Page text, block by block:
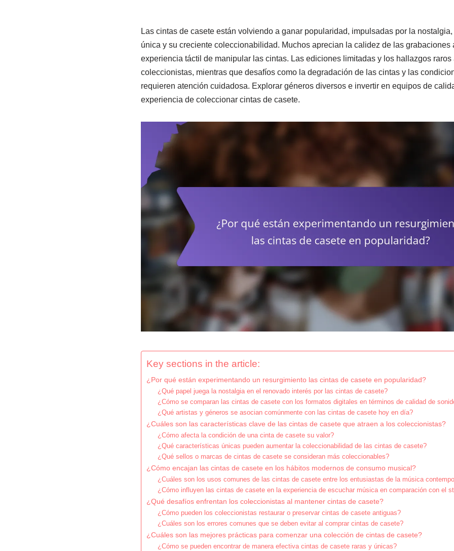
Las cintas de casete están volviendo a ganar popularidad, impulsadas por la
única y su creciente coleccionabilidad. Muchos aprecian la calidez de las grabaciones
experiencia táctil de manipular las cintas. Las ediciones limitadas y los hallazgos raros
coleccionistas, mientras que desafíos como la degradación de las cintas y las
requieren atención cuidadosa. Explorar géneros diversos e invertir en equipos de
experiencia de coleccionar cintas de casete.
Key sections in the article:
¿Por qué están experimentando un resurgimiento las cintas de casete en popularidad?
¿Qué papel juega la nostalgia en el renovado interés por las cintas de casete?
¿Cómo se comparan las cintas de casete con los formatos digitales en términos de calidad de
¿Qué artistas y géneros se asocian comúnmente con las cintas de casete hoy en día?
¿Cuáles son las características clave de las cintas de casete que atraen a los coleccionistas?
¿Cómo afecta la condición de una cinta de casete su valor?
¿Qué características únicas pueden aumentar la coleccionabilidad de las cintas de casete?
¿Qué sellos o marcas de cintas de casete se consideran más coleccionables?
¿Cómo encajan las cintas de casete en los hábitos modernos de consumo musical?
¿Cuáles son los usos comunes de las cintas de casete entre los entusiastas de la música
¿Cómo influyen las cintas de casete en la experiencia de escuchar música en comparación con el
¿Qué desafíos enfrentan los coleccionistas al mantener cintas de casete?
¿Cómo pueden los coleccionistas restaurar o preservar cintas de casete antiguas?
¿Cuáles son los errores comunes que se deben evitar al comprar cintas de casete?
¿Cuáles son las mejores prácticas para comenzar una colección de cintas de casete?
¿Cómo se pueden encontrar de manera efectiva cintas de casete raras y únicas?